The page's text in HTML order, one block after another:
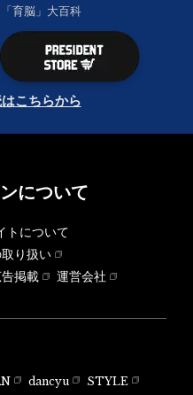
育脳」大百科
こちらから
について
トについて
り扱い
告掲載
運営会社
dancyu
STYLE